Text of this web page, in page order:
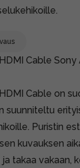
Cable Sony
Cable on
suunniteltu
Puristin
kuvauksen
takaa vakaan,